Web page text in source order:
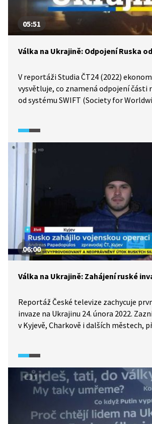
05:51
Válka na Ukrajině: Odpojení Ruska od
V reportáži Studia ČT24 (2022)
vysvětluje, co znamená odpojení části
od systému SWIFT (Society for
po celém světě. Objasňuje, proč je
pro platební styk a jaký dopad by mělo
na ruské banky a globální obchod.
efekt sankcí závisí na jednotě a
spolupráce, protože úplné odpojení by
dalekosáhlé ekonomické následky.
mnohé evropské země obávaly, neboť
znemožněno například nakupování
plynu.
06:00
Válka na Ukrajině: Zahájení ruské
Reportáž České televize zachycuje
invaze na Ukrajinu 24. února 2022.
v Kyjevě, Charkově i dalších městech,
projevu oznamuje zahájení „vojenské
demilitarizovat a denacifikovat
ukrajinské vedení mluví o rozsáhlém
obranu země. Reportáž přináší
světových lídrů i popis situace přímo z
a zachycuje okamžik, kdy se konflikt